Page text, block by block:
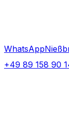
WhatsApp
+49 89 158 90